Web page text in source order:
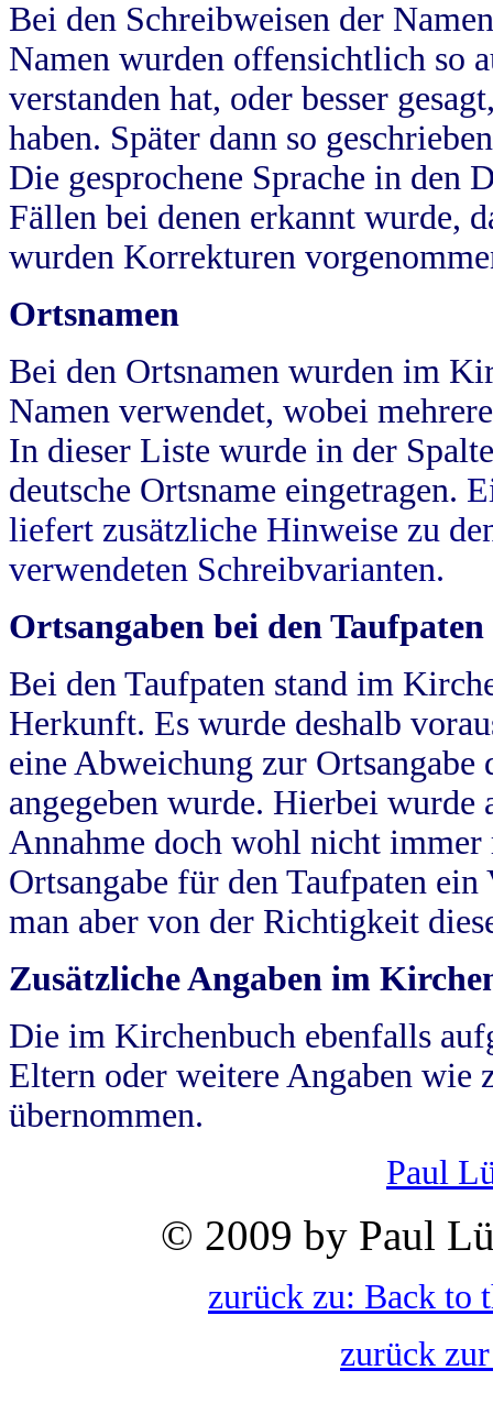
Bei den Schreibweisen der
Namen wurden offensichtlich so
verstanden hat, oder besser
haben. Später dann so
Die gesprochene Sprache in
Fällen bei denen erkannt wurde,
wurden Korrekturen
Ortsnamen
Bei den Ortsnamen wurden im
Namen verwendet, wobei
In dieser Liste wurde in der
deutsche Ortsname eingetragen.
liefert zusätzliche Hinweise zu
verwendeten Schreibvarianten.
Ortsangaben bei den Taufpaten
Bei den Taufpaten stand im
Herkunft. Es wurde deshalb
eine Abweichung zur
angegeben wurde. Hierbei wurde
Annahme doch wohl nicht
Ortsangabe für den Taufpaten
man aber von der Richtigkeit
Zusätzliche Angaben im
Die im Kirchenbuch ebenfalls
Eltern oder weitere Angaben wie
übernommen.
Paul
© 2009 by Paul
zurück zu: Back to
zurück